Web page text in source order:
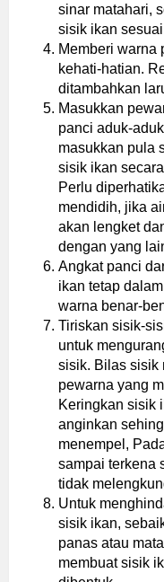
sinar matahari,
sisik ikan
Memberi warna
kehati-hatian.
ditambahkan
Masukkan
panci aduk-
masukkan pula
sisik ikan
Perlu
mendidih, jika
akan lengket
dengan yang
Angkat panci
ikan tetap
warna benar-
Tiriskan sisik-
untuk
sisik. Bilas sisik
pewarna yang
Keringkan sisik
anginkan
menempel,
sampai terkena
tidak
Untuk
sisik ikan,
panas atau
membuat sisik